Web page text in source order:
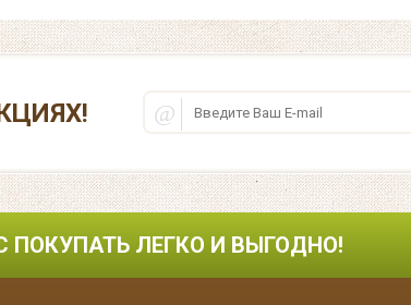
ПОКУПАТЬ ЛЕГКО И ВЫГОДНО!